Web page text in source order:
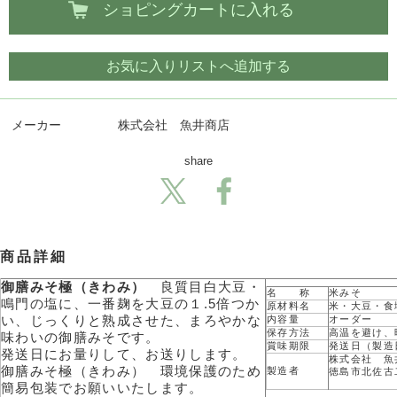
ショピングカートに入れる
お気に入りリストへ追加する
メーカー 株式会社 魚井商店
share
商品詳細
御膳みそ極（きわみ）
良質目白大豆・
鳴門の塩に、一番麹を大豆の１.5倍つか
い、じっくりと熟成させた、まろやかな
味わいの御膳みそです。
発送日にお量りして、お送りします。
御膳みそ極（きわみ） 環境保護のため
簡易包装でお願いいたします。
名 称
米みそ
原材料名
米・大豆・食
内容量
オーダー
保存方法
高温を避け、
賞味期限
発送日（製
製造者
株式会社 魚
徳島市北佐